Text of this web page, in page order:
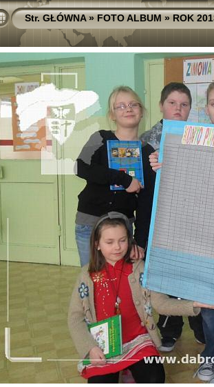
Str. GŁÓWNA»FOTO ALBUM»ROK